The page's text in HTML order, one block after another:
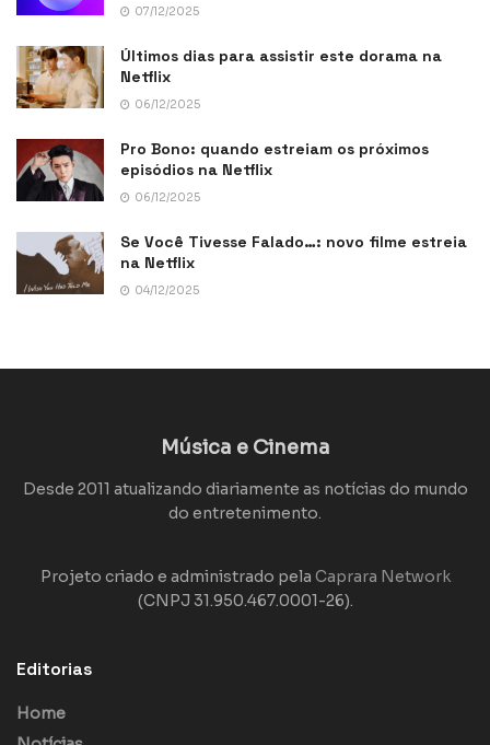
07/12/2025
Últimos dias para assistir este dorama na
Netflix
06/12/2025
Pro Bono: quando estreiam os próximos
episódios na Netflix
06/12/2025
Se Você Tivesse Falado…: novo filme estreia
na Netflix
04/12/2025
Música e Cinema
Desde 2011 atualizando diariamente as notícias do mundo
do entretenimento.
Projeto criado e administrado pela Caprara Network
(CNPJ 31.950.467.0001-26).
Editorias
Home